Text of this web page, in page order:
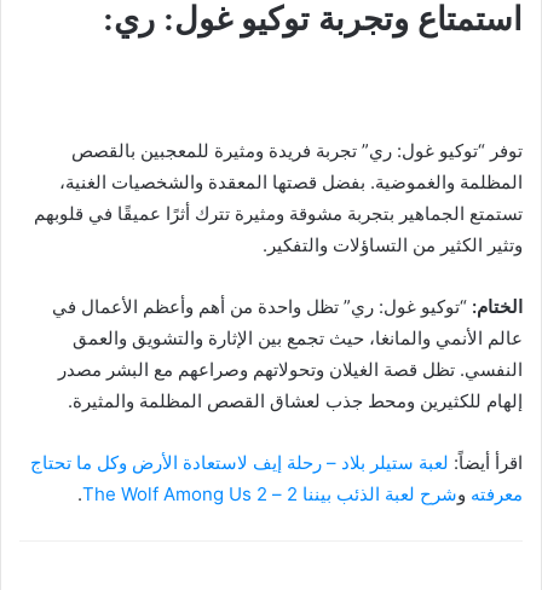
استمتاع وتجربة توكيو غول: ري:
توفر “توكيو غول: ري” تجربة فريدة ومثيرة للمعجبين بالقصص
المظلمة والغموضية. بفضل قصتها المعقدة والشخصيات الغنية،
تستمتع الجماهير بتجربة مشوقة ومثيرة تترك أثرًا عميقًا في قلوبهم
وتثير الكثير من التساؤلات والتفكير.
الختام: “توكيو غول: ري” تظل واحدة من أهم وأعظم الأعمال في
عالم الأنمي والمانغا، حيث تجمع بين الإثارة والتشويق والعمق
النفسي. تظل قصة الغيلان وتحولاتهم وصراعهم مع البشر مصدر
إلهام للكثيرين ومحط جذب لعشاق القصص المظلمة والمثيرة.
اقرأ أيضاً: لعبة ستيلر بلاد – رحلة إيف لاستعادة الأرض وكل ما تحتاج
معرفته وشرح لعبة الذئب بيننا 2 – The Wolf Among Us 2 .